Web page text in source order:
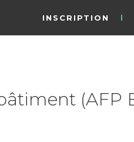
INSCRIPTION
(AFP